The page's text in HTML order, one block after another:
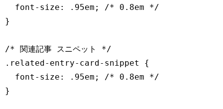
  font-size: .95em; /* 0.8em */
}
/* 関連記事 スニペット */
.related-entry-card-snippet {
  font-size: .95em; /* 0.8em */
}